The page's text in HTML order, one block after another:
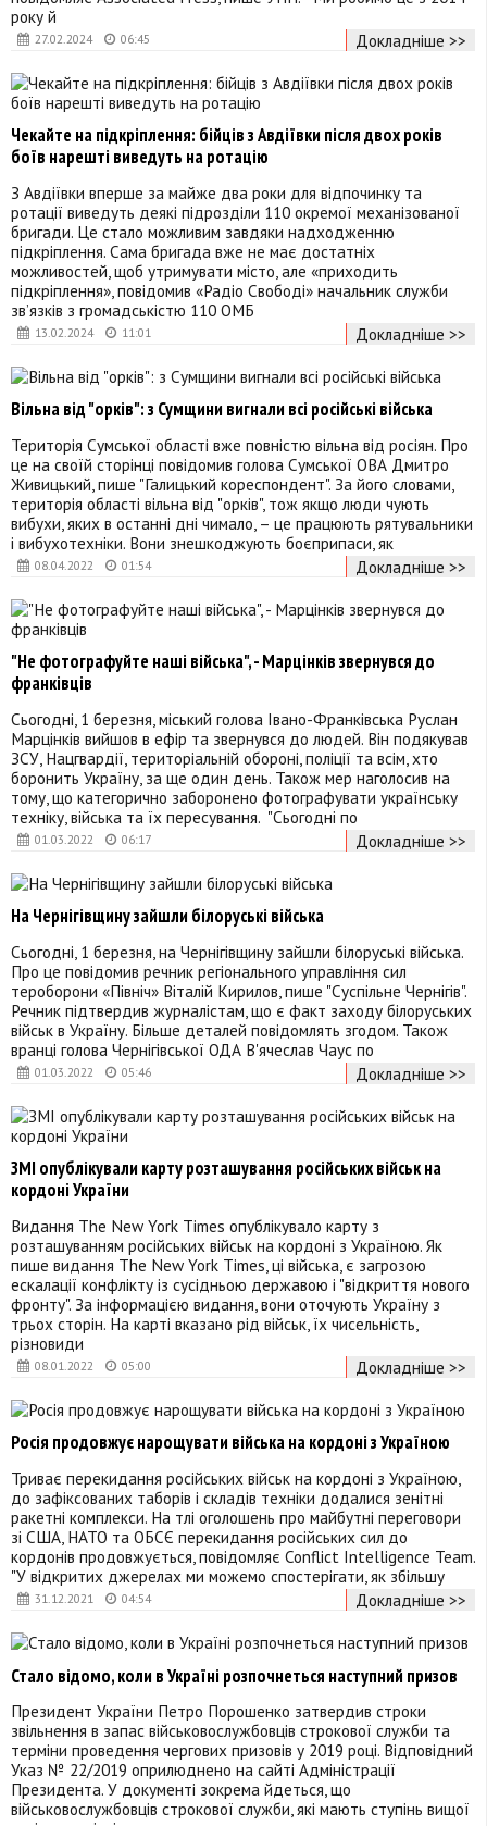
27.02.2024 06:45
року й
Докладніше >>
13.02.2024 11:01
Чекайте на підкріплення: бійців з Авдіївки після двох років
боїв нарешті виведуть на ротацію
З Авдіївки вперше за майже два роки для відпочинку та
ротації виведуть деякі підрозділи 110 окремої механізованої
бригади. Це стало можливим завдяки надходженню
підкріплення. Сама бригада вже не має достатніх
можливостей, щоб утримувати місто, але «приходить
підкріплення», повідомив «Радіо Свободі» начальник служби
зв’язків з громадськістю 110 ОМБ
Докладніше >>
08.04.2022 01:54
Вільна від "орків": з Сумщини вигнали всі російські війська
Територія Сумської області вже повністю вільна від росіян. Про
це на своїй сторінці повідомив голова Сумської ОВА Дмитро
Живицький, пише "Галицький кореспондент". За його словами,
територія області вільна від "орків", тож якщо люди чують
вибухи, яких в останні дні чимало, – це працюють рятувальники
і вибухотехніки. Вони знешкоджують боєприпаси, як
Докладніше >>
01.03.2022 06:17
"Не фотографуйте наші війська", - Марцінків звернувся до
франківців
Сьогодні, 1 березня, міський голова Івано-Франківська Руслан
Марцінків вийшов в ефір та звернувся до людей. Він подякував
ЗСУ, Нацгвардії, територіальній обороні, поліції та всім, хто
боронить Україну, за ще один день. Також мер наголосив на
тому, що категорично заборонено фотографувати українську
техніку, війська та їх пересування. "Сьогодні по
Докладніше >>
01.03.2022 05:46
На Чернігівщину зайшли білоруські війська
Сьогодні, 1 березня, на Чернігівщину зайшли білоруські війська.
Про це повідомив речник регіонального управління сил
тероборони «Північ» Віталій Кирилов, пише "Суспільне Чернігів".
Речник підтвердив журналістам, що є факт заходу білоруських
військ в Україну. Більше деталей повідомлять згодом. Також
вранці голова Чернігівської ОДА В'ячеслав Чаус по
Докладніше >>
08.01.2022 05:00
ЗМІ опублікували карту розташування російських військ на
кордоні України
Видання The New York Times опублікувало карту з
розташуванням російських військ на кордоні з Україною. Як
пише видання The New York Times, ці війська, є загрозою
ескалації конфлікту із сусідньою державою і "відкриття нового
фронту". За інформацією видання, вони оточують Україну з
трьох сторін. На карті вказано рід військ, їх чисельність,
різновиди
Докладніше >>
31.12.2021 04:54
Росія продовжує нарощувати війська на кордоні з Україною
Триває перекидання російських військ на кордоні з Україною,
до зафіксованих таборів і складів техніки додалися зенітні
ракетні комплекси. На тлі оголошень про майбутні переговори
зі США, НАТО та ОБСЄ перекидання російських сил до
кордонів продовжується, повідомляє Conflict Intelligence Team.
"У відкритих джерелах ми можемо спостерігати, як збільшу
Докладніше >>
Стало відомо, коли в Україні розпочнеться наступний призов
Президент України Петро Порошенко затвердив строки
звільнення в запас військовослужбовців строкової служби та
терміни проведення чергових призовів у 2019 році. Відповідний
Указ № 22/2019 оприлюднено на сайті Адміністрації
Президента. У документі зокрема йдеться, що
військовослужбовців строкової служби, які мають ступінь вищої